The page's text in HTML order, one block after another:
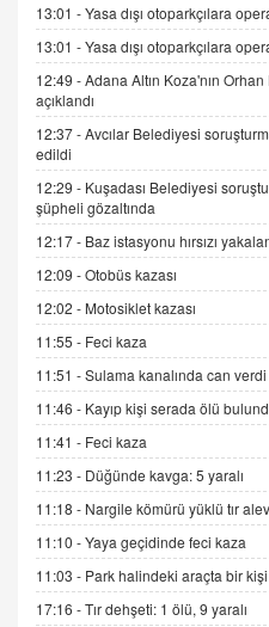
9.12.2025 10:11
İNCİ GÜL AKÖL
06.07.2026 13:00
ADEM AKÖL
Esed
Sednaya
11.12.2024 12:30
DR. EKREM
Gerçek Ne, Algı
Cümlesinin
19.07.2025 12:45
GÖNÜL MENEKŞE
Şifacının Yolu
04.11.2025 12:56
AV. RÜMEYSA
Kira
Arabulucuya
13:01 -Yasa dışı otoparkçılara
13:01 -Yasa dışı otoparkçılara
12:49 -Adana Altın Koza'nın
açıklandı
12:37 -Avcılar Belediyesi
edildi
12:29 - Kuşadası Belediyesi
şüpheli gözaltında
12:17 - Baz istasyonu hırsızı
12:09 -Otobüs kazası
12:02 - Motosiklet kazası
11:55 - Feci kaza
11:51 -Sulama kanalında can verdi
11:46 - Kayıp kişi serada ölü
11:41 - Feci kaza
11:23 - Düğünde kavga: 5 yaralı
11:18 - Nargile kömürü yüklü tır
11:10 -Yaya geçidinde feci kaza
11:03 - Park halindeki araçta bir
17:16 -Tır dehşeti: 1 ölü, 9 yaralı